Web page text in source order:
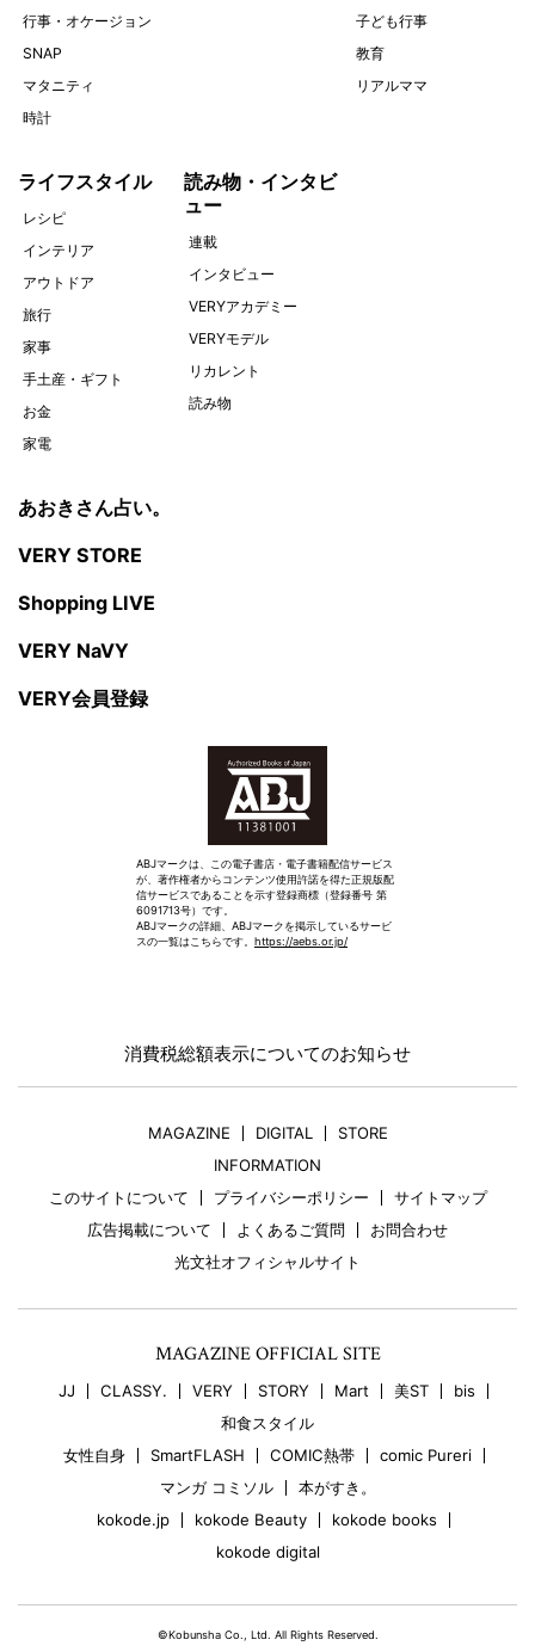
行事・オケージョン
SNAP
マタニティ
時計
子ども行事
教育
リアルママ
ライフスタイル
レシピ
インテリア
アウトドア
旅行
家事
手土産・ギフト
お金
家電
読み物・インタビ
ュー
連載
インタビュー
VERYアカデミー
VERYモデル
リカレント
読み物
あおきさん占い。
VERY STORE
Shopping LIVE
VERY NaVY
VERY会員登録
ABJマークは、この電子書店・電子書籍配信サービス
が、著作権者からコンテンツ使用許諾を得た正規版配
信サービスであることを示す登録商標（登録番号 第
6091713号）です。
ABJマークの詳細、ABJマークを掲示しているサービ
スの一覧はこちらです。 https://aebs.or.jp/
消費税総額表示についてのお知らせ
MAGAZINE DIGITAL
STORE
INFORMATION
このサイトについて
プライバシーポリシー
サイトマップ
広告掲載について
よくあるご質問
お問合わせ
光文社オフィシャルサイト
MAGAZINE OFFICIAL SITE
JJ CLASSY. VERY STORY Mart 美ST
bis
和食スタイル
女性自身
SmartFLASH COMIC熱帯
comic Pureri
マンガ コミソル
本がすき。
kokode.jp
kokode Beauty
kokode books
kokode digital
©Kobunsha Co., Ltd. All Rights Reserved.